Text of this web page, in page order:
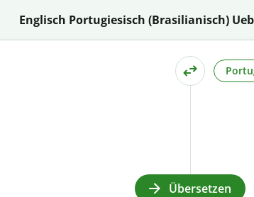
Englisch Portugiesisch (Brasilianisch)
Übersetzen